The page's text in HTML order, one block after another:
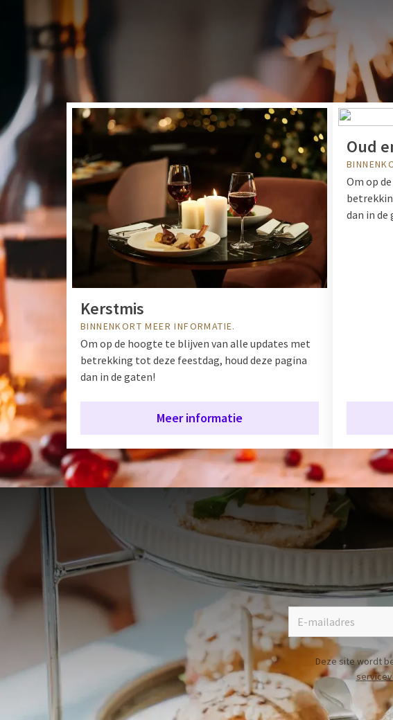
Welkom bij Van der Valk Hotel
gezelligheid samen in een warme
andere speciale
Kerstmis
BINNENKORT MEER INFORMATIE.
Om op de hoogte te blijven van alle updates met
betrekking tot deze feestdag, houd deze pagina
dan in de gaten!
Meer informatie
Oud
Om op
dan in de
Ontvang de
Deze site wordt